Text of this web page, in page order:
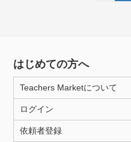
はじめての方へ
Teachers Marketについて
ログイン
依頼者登録